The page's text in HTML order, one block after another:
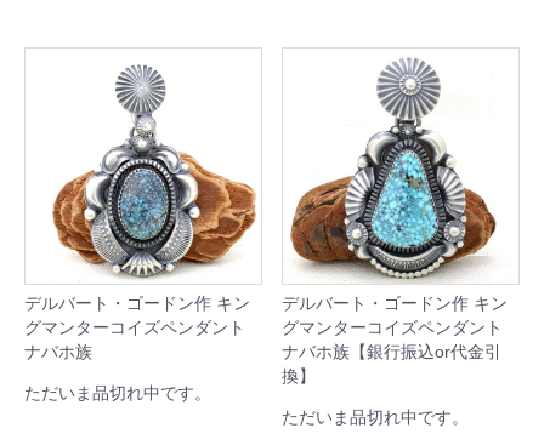
デルバート・ゴードン作 キン
グマンターコイズペンダント
ナバホ族
ただいま品切れ中です。
デルバート・ゴードン作 キン
グマンターコイズペンダント
ナバホ族【銀行振込or代金引
換】
ただいま品切れ中です。